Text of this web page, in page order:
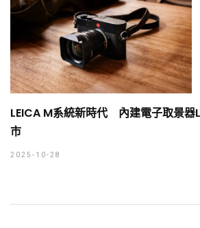
LEICA M系統新時代 內建電子取景器
市
2025-10-28